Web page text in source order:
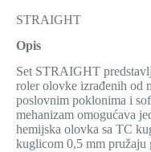
STRAIGHT
Opis
Set STRAIGHT
roler olovke izrađenih od
poslovnim poklonima i
mehanizam omogućava
hemijska olovka sa TC
kuglicom 0,5 mm pružaju